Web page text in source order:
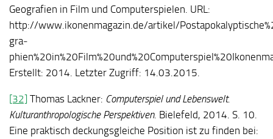
Geografien in Film und Computerspielen. URL:
http://www.ikonenmagazin.de/artikel/
gra­
Erstellt: 2014. Letzter Zugriff: 14.03.2015.
[32] Thomas Lackner: Computerspiel und Lebenswelt.
Kulturanthropologische Perspektiven. Bielefeld, 2014. S. 10.
Eine praktisch deckungsgleiche Position ist zu finden bei: